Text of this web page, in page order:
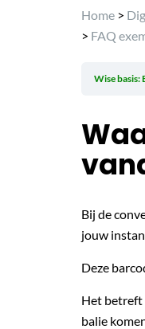
Home >
> FAQ
Wise basis:
Bij de
jouw
Deze
Het betreft
balie